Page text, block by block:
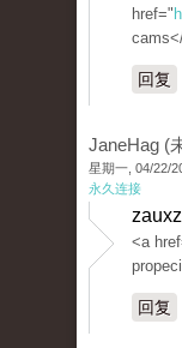
href="
回复
JaneHag (
星期一, 04/22/
永久连接
<a
回复